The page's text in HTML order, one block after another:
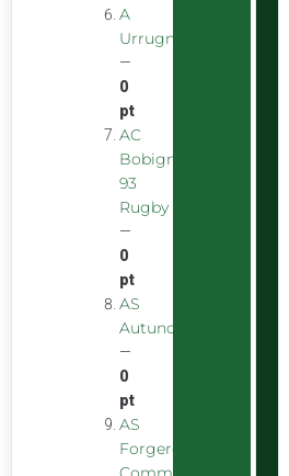
A
Urrugnarrak
—
0
pt
AC
Bobigny
93
Rugby
—
0
pt
AS
Autunoise
—
0
pt
AS
Forgeron